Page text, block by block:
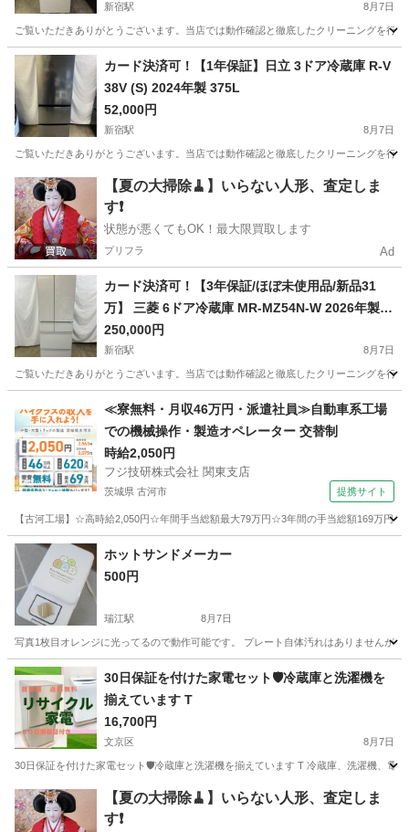
新宿駅 8月7日
ご覧いただきありがとうございます。当店では動作確認と徹底したクリーニングを
東京 新宿区 新宿駅 キッチン家電 ドア
カード決済可！【1年保証】日立 3ドア冷蔵庫 R-V
38V (S) 2024年製 375L
52,000円
新宿駅 8月7日
ご覧いただきありがとうございます。当店では動作確認と徹底したクリーニングを
東京 新宿区 新宿駅 キッチン家電 ドア
【夏の大掃除🧹】いらない人形、査定しま
す❗️
状態が悪くてもOK！最大限買取します
プリフラ Ad
カード決済可！【3年保証/ほぼ未使用品/新品31
万】 三菱 6ドア冷蔵庫 MR-MZ54N-W 2026年製 5
40L
250,000円
新宿駅 8月7日
ご覧いただきありがとうございます。当店では動作確認と徹底したクリーニングを
新宿駅 キッチン家電 ドア
≪寮無料・月収46万円・派遣社員≫自動車系工場
での機械操作・製造オペレーター 交替制
時給2,050円
フジ技研株式会社 関東支店
茨城県 古河市 提携サイト
【古河工場】☆高時給2,050円☆年間手当総額最大79万円☆3年間の手当総額169万円
茨城 古河市 その他
ホットサンドメーカー
500円
瑞江駅 8月7日
写真1枚目オレンジに光ってるので動作可能です。 プレート自体汚れはありませんが
東京 江戸川区 瑞江駅 キッチン家電
30日保証を付けた家電セット🛡️冷蔵庫と洗濯機を
揃えています T
16,700円
文京区 8月7日
30日保証を付けた家電セット🛡️冷蔵庫と洗濯機を揃えています T 冷蔵庫、洗濯機、電
東京 文京区 生活家電 商品
【夏の大掃除🧹】いらない人形、査定しま
す❗️